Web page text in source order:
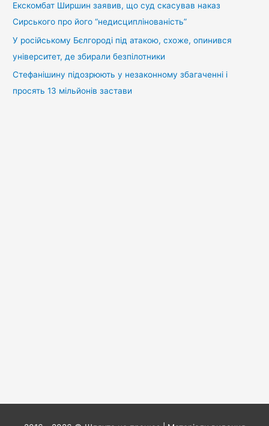
Екскомбат Ширшин заявив, що суд скасував наказ
Сирського про його “недисциплінованість”
У російському Бєлгороді під атакою, схоже, опинився
університет, де збирали безпілотники
Стефанішину підозрюють у незаконному збагаченні і
просять 13 мільйонів застави